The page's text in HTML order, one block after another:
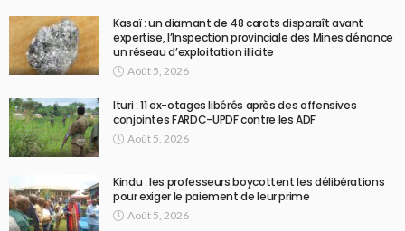
Kasaï : un diamant de 48 carats disparaît avant
expertise, l’Inspection provinciale des Mines dénonce
un réseau d’exploitation illicite
Août 5, 2026
Ituri : 11 ex-otages libérés après des offensives
conjointes FARDC-UPDF contre les ADF
Août 5, 2026
Kindu : les professeurs boycottent les délibérations
pour exiger le paiement de leur prime
Août 5, 2026